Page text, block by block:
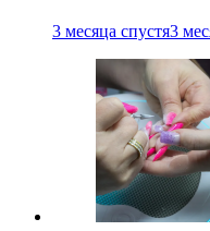
3 месяца спустя3